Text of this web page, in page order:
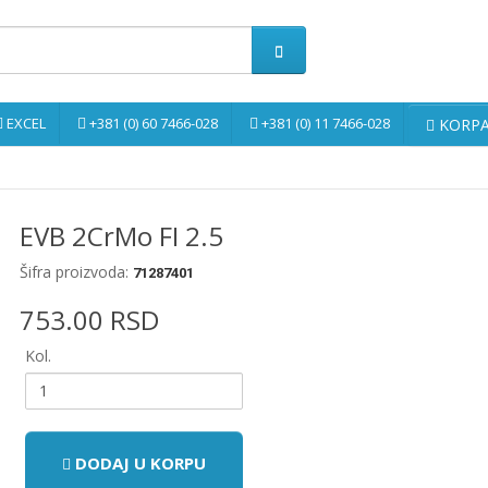
EXCEL +381 (0) 60 7466-028 +381 (0) 11 7466-028
EVB 2CrMo FI 2.5
Šifra proizvoda: 71287401
753.00 RSD
Kol.
DODAJ U KORPU